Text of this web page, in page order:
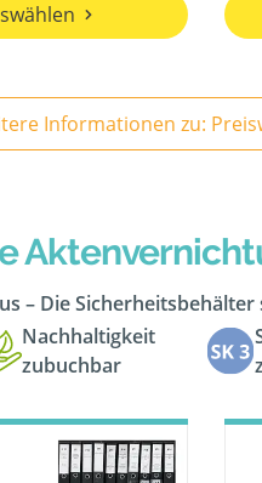
Informationen zu:
– Die
Nachhaltigkeit
zubuchbar